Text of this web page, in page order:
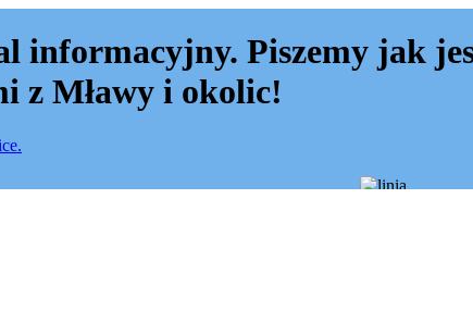
informacyjny. Piszemy jak
z Mławy i okolic!